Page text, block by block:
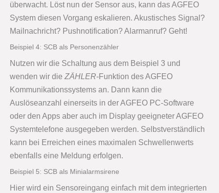
überwacht. Löst nun der Sensor aus, kann das AGFEO
System diesen Vorgang eskalieren. Akustisches Signal?
Mailnachricht? Pushnotification? Alarmanruf? Geht!
Beispiel 4: SCB als Personenzähler
Nutzen wir die Schaltung aus dem Beispiel 3 und
wenden wir die ZÄHLER-Funktion des AGFEO
Kommunikationssystems an. Dann kann die
Auslöseanzahl einerseits in der AGFEO PC-Software
oder den Apps aber auch im Display geeigneter AGFEO
Systemtelefone ausgegeben werden. Selbstverständlich
kann bei Erreichen eines maximalen Schwellenwerts
ebenfalls eine Meldung erfolgen.
Beispiel 5: SCB als Minialarmsirene
Hier wird ein Sensoreingang einfach mit dem integrierten